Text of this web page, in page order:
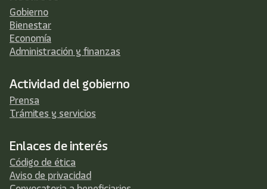
Gobierno
Bienestar
Economía
Administración y finanzas
Actividad del gobierno
Prensa
Trámites y servicios
Enlaces de interés
Código de ética
Aviso de privacidad